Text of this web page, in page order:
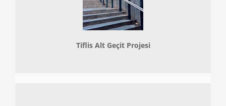
Tiflis Alt Geçit Projesi